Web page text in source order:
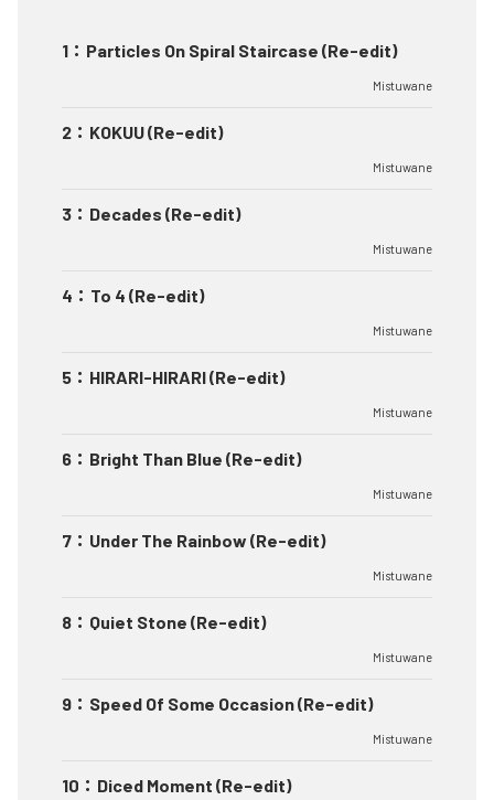
1 ： Particles On Spiral Staircase (Re-edit)
Mistuwane
2 ： KOKUU (Re-edit)
Mistuwane
3 ： Decades (Re-edit)
Mistuwane
4 ： To 4 (Re-edit)
Mistuwane
5 ： HIRARI-HIRARI (Re-edit)
Mistuwane
6 ： Bright Than Blue (Re-edit)
Mistuwane
7 ： Under The Rainbow (Re-edit)
Mistuwane
8 ： Quiet Stone (Re-edit)
Mistuwane
9 ： Speed Of Some Occasion (Re-edit)
Mistuwane
10 ： Diced Moment (Re-edit)